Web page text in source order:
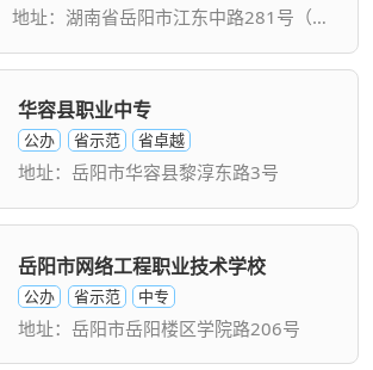
地址：湖南省岳阳市江东中路281号（县民政局旁）
华容县职业中专
公办 省示范 省卓越
地址：岳阳市华容县黎淳东路3号
岳阳市网络工程职业技术学校
公办 省示范 中专
地址：岳阳市岳阳楼区学院路206号